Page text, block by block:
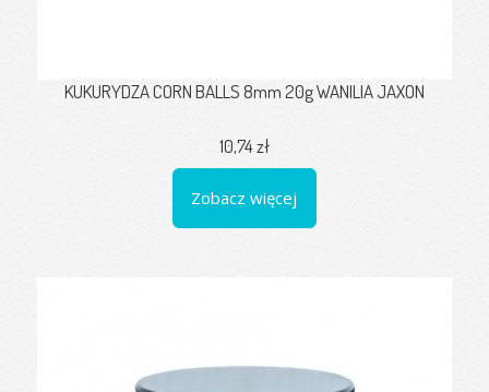
KUKURYDZA CORN BALLS 8mm 20g WANILIA JAXON
10,74 zł
Zobacz więcej